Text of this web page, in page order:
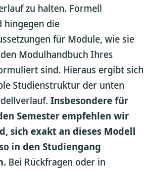
zu halten. Formell
hingegen die
für Module, wie sie
Modulhandbuch Ihres
sind. Hieraus ergibt sich
Studienstruktur der unten
Insbesondere für
Semester empfehlen wir
sich exakt an dieses Modell
in den Studiengang
Bei Rückfragen oder in